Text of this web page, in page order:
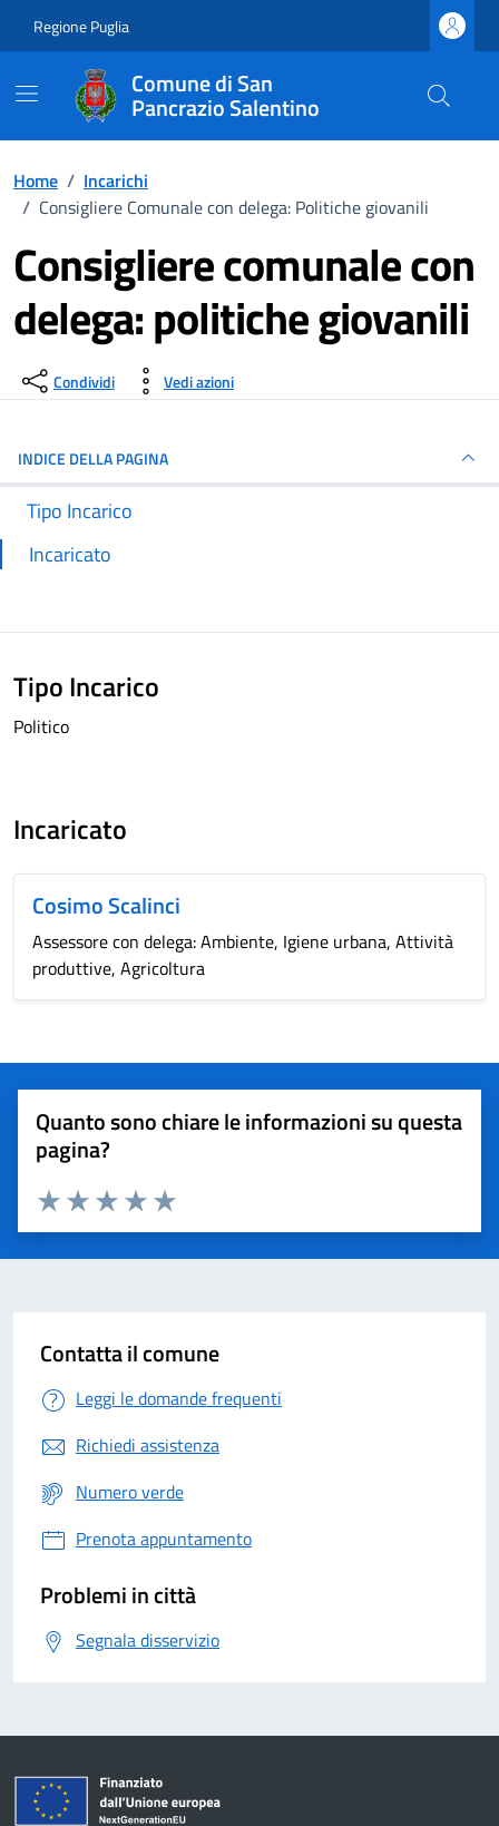
Regione Puglia
Comune di San
Pancrazio Salentino
Home / Incarichi
/ Consigliere Comunale con delega: Politiche giovanili
Consigliere comunale con
delega: politiche giovanili
Dettagli del luogo
Condividi Vedi azioni
INDICE DELLA PAGINA
Tipo Incarico
Incaricato
Tipo Incarico
Politico
Incaricato
Cosimo Scalinci
Assessore con delega: Ambiente, Igiene urbana, Attività
produttive, Agricoltura
Quanto sono chiare le informazioni su questa
pagina?
Valuta 5 stelle su 5
Valuta 4 stelle su 5
Valuta 3 stelle su 5
Valuta 2 stelle su 5
Valuta 1 stelle su 5
Contatta il comune
Leggi le domande frequenti
Richiedi assistenza
Numero verde
Prenota appuntamento
Problemi in città
Segnala disservizio